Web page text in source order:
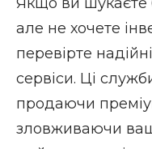
Якщо ви шукаєте
але не хочете
перевірте
сервіси. Ці
продаючи
зловживаючи